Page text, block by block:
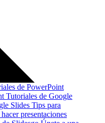
de PowerPoint
Tutoriales de Google
Slides Tips para
presentaciones